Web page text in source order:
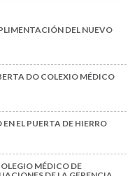
DEL NUEVO
DO COLEXIO MÉDICO
EL PUERTA DE HIERRO
MÉDICO DE